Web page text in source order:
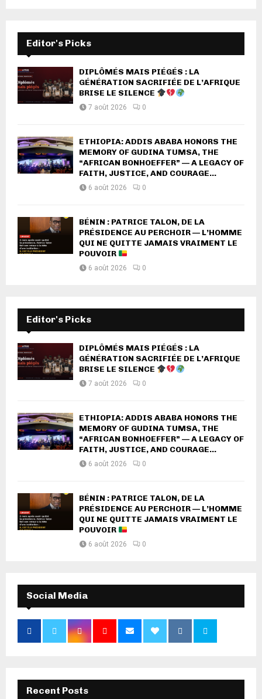
Editor's Picks
DIPLÔMÉS MAIS PIÉGÉS : LA
GÉNÉRATION SACRIFIÉE DE L’AFRIQUE
BRISE LE SILENCE
7 août 2026 0
ETHIOPIA: ADDIS ABABA HONORS THE
MEMORY OF GUDINA TUMSA, THE
“AFRICAN BONHOEFFER” — A LEGACY OF
FAITH, JUSTICE, AND COURAGE...
6 août 2026 0
BÉNIN : PATRICE TALON, DE LA
PRÉSIDENCE AU PERCHOIR — L’HOMME
QUI NE QUITTE JAMAIS VRAIMENT LE
POUVOIR
6 août 2026 0
Editor's Picks
DIPLÔMÉS MAIS PIÉGÉS : LA
GÉNÉRATION SACRIFIÉE DE L’AFRIQUE
BRISE LE SILENCE
7 août 2026 0
ETHIOPIA: ADDIS ABABA HONORS THE
MEMORY OF GUDINA TUMSA, THE
“AFRICAN BONHOEFFER” — A LEGACY OF
FAITH, JUSTICE, AND COURAGE...
6 août 2026 0
BÉNIN : PATRICE TALON, DE LA
PRÉSIDENCE AU PERCHOIR — L’HOMME
QUI NE QUITTE JAMAIS VRAIMENT LE
POUVOIR
6 août 2026 0
Social Media
Recent Posts